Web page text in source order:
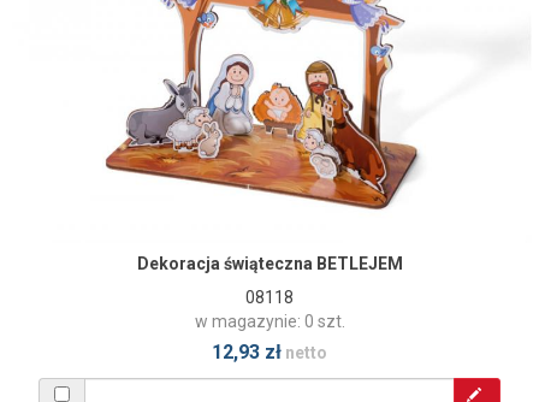
Dekoracja świąteczna BETLEJEM
08118
w magazynie: 0 szt.
12,93 zł netto